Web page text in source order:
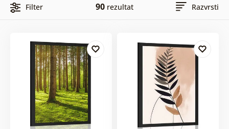
Filter 90 rezultat Razvrsti